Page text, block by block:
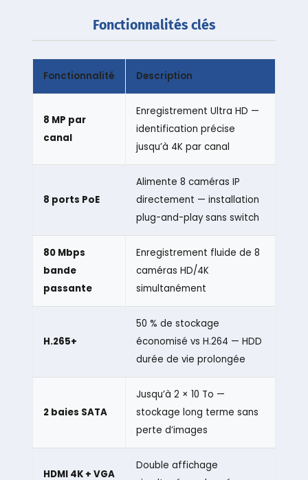
Fonctionnalités clés
Fonctionnalité Description
8 MP par
canal
Enregistrement Ultra HD —
identification précise
jusqu’à 4K par canal
8 ports PoE
Alimente 8 caméras IP
directement — installation
plug-and-play sans switch
80 Mbps
bande
passante
Enregistrement fluide de 8
caméras HD/4K
simultanément
H.265+
50 % de stockage
économisé vs H.264 — HDD
durée de vie prolongée
2 baies SATA
Jusqu’à 2 × 10 To —
stockage long terme sans
perte d’images
HDMI 4K + VGA
Double affichage